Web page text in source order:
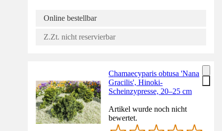
Online bestellbar
Z.Zt. nicht reservierbar
Chamaecyparis obtusa 'Nana
Gracilis', Hinoki-
Scheinzypresse, 20–25 cm
Artikel wurde noch nicht
bewertet.